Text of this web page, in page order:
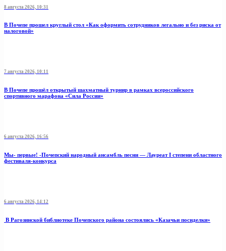
8 августа 2026, 10:31
В Почепе прошел круглый стол «Как оформить сотрудников легально и без риска от
налоговой»
7 августа 2026, 10:11
В Почепе прошёл открытый шахматный турнир в рамках всероссийского
спортивного марафона «Сила России»
6 августа 2026, 16:56
Мы- первые! -Почепский народный ансамбль песни — Лауреат I степени областного
фестиваля-конкурса
6 августа 2026, 14:12
В Рагозинской библиотеке Почепского района состоялись «Казачьи посиделки»